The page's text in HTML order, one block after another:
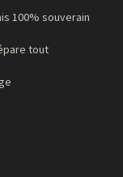
100% souverain
tout